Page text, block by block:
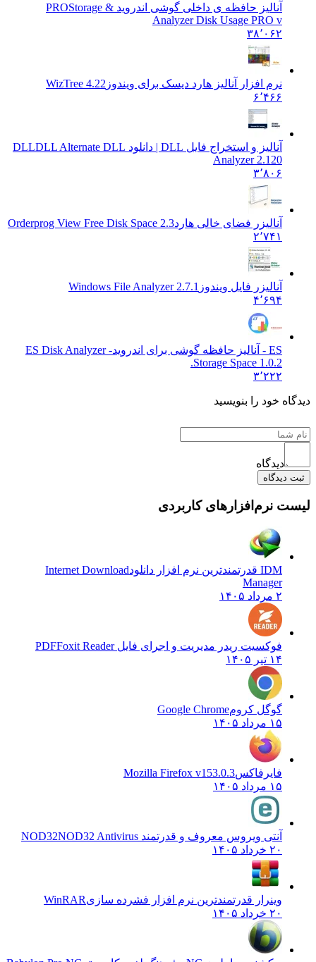
آنالیز حافظه ی داخلی گوشی اندروید & PRO Storage
Analyzer Disk Usage PRO v
۳۸٬۰۶۲
نرم افزار آنالیز هارد دیسک برای ویندوز WizTree 4.22
۶٬۴۶۶
آنالیز و استخراج فایل DLL | دانلود DLL
DLL Alternate DLL
Analyzer 2.120
۳٬۸۰۶
آنالیزر فضای خالی هاردOrderprog View Free Disk Space 2.3
۲٬۷۴۱
آنالیزر فایل ویندوز Windows File Analyzer 2.7.1
۴٬۶۹۴
ES - آنالیز حافظه گوشی برای اندروید
ES Disk Analyzer -
Storage Space 1.0.2.
۳٬۲۲۲
دیدگاه خود را بنویسید
دیدگاه
ثبت دیدگاه
لیست نرم‌افزارهای کاربردی
IDM قدرتمندترین نرم افزار دانلود
Internet Download
Manager
۲ مرداد ۱۴۰۵
فوکسیت ریدر مدیریت و اجرای فایل PDFFoxit Reader
۱۴ تیر ۱۴۰۵
گوگل کرومGoogle Chrome
۱۵ مرداد ۱۴۰۵
فایرفاکسMozilla Firefox v153.0.3
۱۵ مرداد ۱۴۰۵
آنتی ویروس معروف و قدرتمند NOD32 NOD32 Antivirus
۲۰ خرداد ۱۴۰۵
وینرار قدرتمندترین نرم افزار فشرده سازیWinRAR
۲۰ خرداد ۱۴۰۵